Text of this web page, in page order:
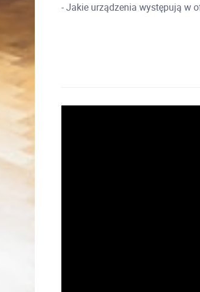
- Jakie urządzenia występują w